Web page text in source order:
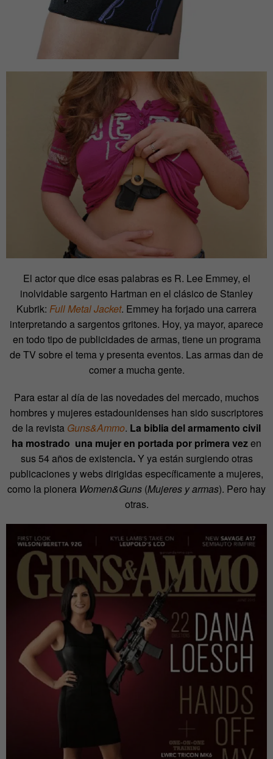
El actor que dice esas palabras es R. Lee Emmey, el
inolvidable sargento Hartman en el clásico de Stanley
Kubrik: Full Metal Jacket. Emmey ha forjado una carrera
interpretando a sargentos gritones. Hoy, ya mayor, aparece
en todo tipo de publicidades de armas, tiene un programa
de TV sobre el tema y presenta eventos. Las armas dan de
comer a mucha gente.
Para estar al día de las novedades del mercado, muchos
hombres y mujeres estadounidenses han sido suscriptores
de la revista Guns&Ammo. La biblia del armamento civil
ha mostrado una mujer en portada por primera vezen
sus 54 años de existencia.Y ya están surgiendo otras
publicaciones y webs dirigidas específicamente a mujeres,
como la pionera Women&Guns (Mujeres y armas). Pero hay
otras.